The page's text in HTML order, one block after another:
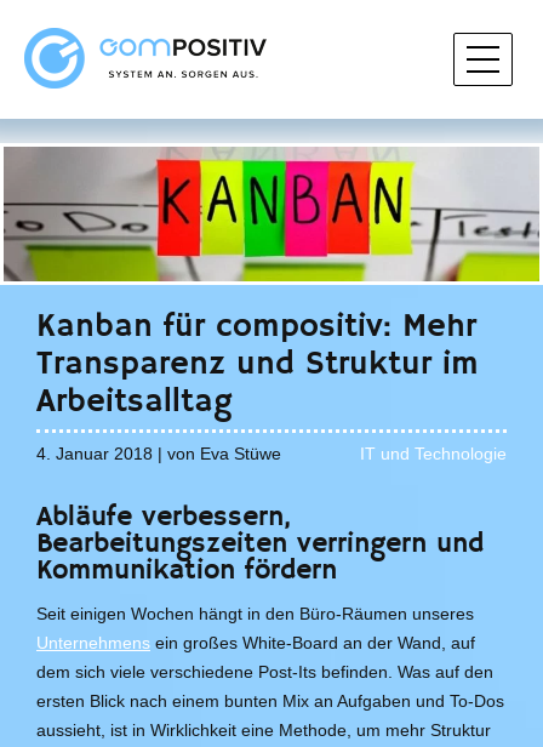
Kanban für compositiv: Mehr
Transparenz und Struktur im
Arbeitsalltag
4. Januar 2018 | von Eva Stüwe IT und Technologie
Abläufe verbessern,
Bearbeitungszeiten verringern und
Kommunikation fördern
Seit einigen Wochen hängt in den Büro-Räumen unseres
Unternehmens ein großes White-Board an der Wand, auf
dem sich viele verschiedene Post-Its befinden. Was auf den
ersten Blick nach einem bunten Mix an Aufgaben und To-Dos
aussieht, ist in Wirklichkeit eine Methode, um mehr Struktur